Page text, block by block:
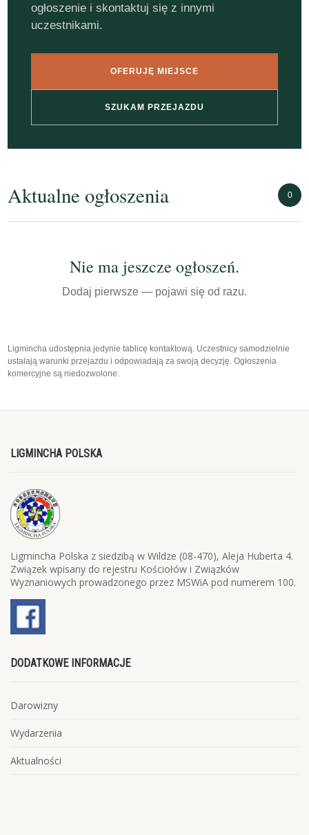
ogłoszenie i skontaktuj się z innymi
uczestnikami.
OFERUJĘ MIEJSCE
SZUKAM PRZEJAZDU
Aktualne ogłoszenia 0
Nie ma jeszcze ogłoszeń.
Dodaj pierwsze — pojawi się od razu.
Ligmincha udostępnia jedynie tablicę kontaktową. Uczestnicy samodzielnie
ustalają warunki przejazdu i odpowiadają za swoją decyzję. Ogłoszenia
komercyjne są niedozwolone.
LIGMINCHA POLSKA
Ligmincha Polska z siedzibą w Wildze (08-470), Aleja Huberta 4.
Związek wpisany do rejestru Kościołów i Związków
Wyznaniowych prowadzonego przez MSWiA pod numerem 100.
DODATKOWE INFORMACJE
Darowizny
Wydarzenia
Aktualności